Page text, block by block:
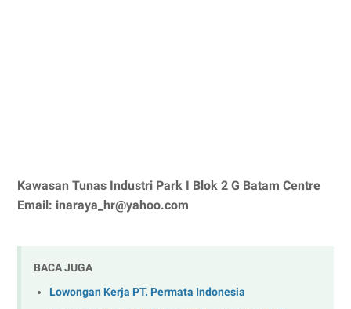
Kawasan Tunas Industri Park I Blok 2 G Batam Centre
Email: inaraya_hr@yahoo.com
BACA JUGA
Lowongan Kerja PT. Permata Indonesia